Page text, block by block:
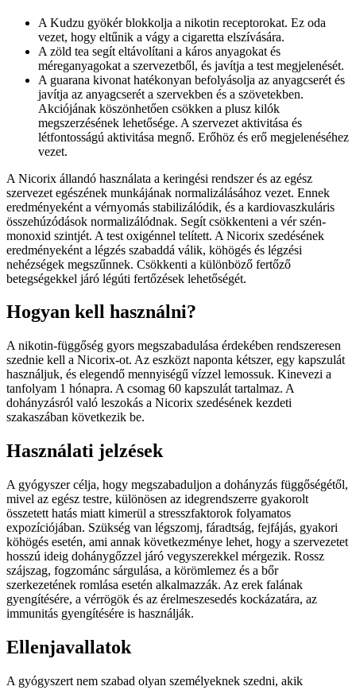
A Kudzu gyökér blokkolja a nikotin receptorokat. Ez oda
vezet, hogy eltűnik a vágy a cigaretta elszívására.
A zöld tea segít eltávolítani a káros anyagokat és
méreganyagokat a szervezetből, és javítja a test megjelenését.
A guarana kivonat hatékonyan befolyásolja az anyagcserét és
javítja az anyagcserét a szervekben és a szövetekben.
Akciójának köszönhetően csökken a plusz kilók
megszerzésének lehetősége. A szervezet aktivitása és
létfontosságú aktivitása megnő. Erőhöz és erő megjelenéséhez
vezet.
A Nicorix állandó használata a keringési rendszer és az egész
szervezet egészének munkájának normalizálásához vezet. Ennek
eredményeként a vérnyomás stabilizálódik, és a kardiovaszkuláris
összehúzódások normalizálódnak. Segít csökkenteni a vér szén-
monoxid szintjét. A test oxigénnel telített. A Nicorix szedésének
eredményeként a légzés szabaddá válik, köhögés és légzési
nehézségek megszűnnek. Csökkenti a különböző fertőző
betegségekkel járó légúti fertőzések lehetőségét.
Hogyan kell használni?
A nikotin-függőség gyors megszabadulása érdekében rendszeresen
szednie kell a Nicorix-ot. Az eszközt naponta kétszer, egy kapszulát
használjuk, és elegendő mennyiségű vízzel lemossuk. Kinevezi a
tanfolyam 1 hónapra. A csomag 60 kapszulát tartalmaz. A
dohányzásról való leszokás a Nicorix szedésének kezdeti
szakaszában következik be.
Használati jelzések
A gyógyszer célja, hogy megszabaduljon a dohányzás függőségétől,
mivel az egész testre, különösen az idegrendszerre gyakorolt ​​
összetett hatás miatt kimerül a stresszfaktorok folyamatos
expozíciójában. Szükség van légszomj, fáradtság, fejfájás, gyakori
köhögés esetén, ami annak következménye lehet, hogy a szervezetet
hosszú ideig dohánygőzzel járó vegyszerekkel mérgezik. Rossz
szájszag, fogzománc sárgulása, a körömlemez és a bőr
szerkezetének romlása esetén alkalmazzák. Az erek falának
gyengítésére, a vérrögök és az érelmeszesedés kockázatára, az
immunitás gyengítésére is használják.
Ellenjavallatok
A gyógyszert nem szabad olyan személyeknek szedni, akik